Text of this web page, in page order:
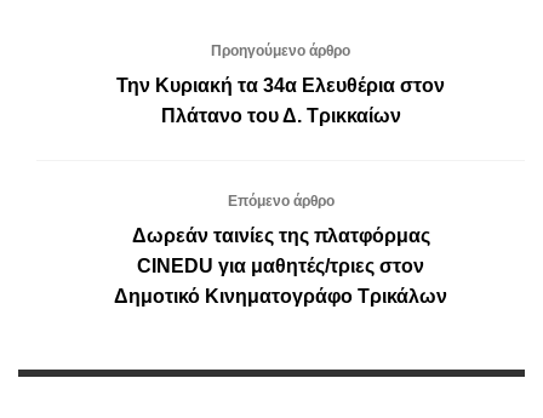
Προηγούμενο άρθρο
Την Κυριακή τα 34α Ελευθέρια στον
Πλάτανο του Δ. Τρικκαίων
Επόμενο άρθρο
Δωρεάν ταινίες της πλατφόρμας
CINEDU για μαθητές/τριες στον
Δημοτικό Κινηματογράφο Τρικάλων